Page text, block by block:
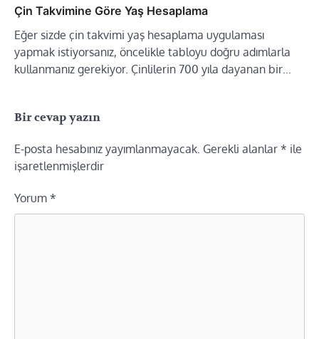
Çin Takvimine Göre Yaş Hesaplama
Eğer sizde çin takvimi yaş hesaplama uygulaması
yapmak istiyorsanız, öncelikle tabloyu doğru adımlarla
kullanmanız gerekiyor. Çinlilerin 700 yıla dayanan bir…
Bir cevap yazın
E-posta hesabınız yayımlanmayacak. Gerekli alanlar * ile
işaretlenmişlerdir
Yorum *